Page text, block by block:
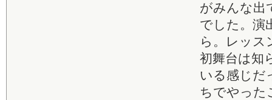
がみんな出
でした。演
ら。レッス
初舞台は知
いる感じだ
ちでやった